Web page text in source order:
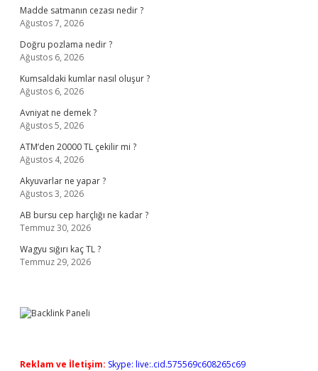
Madde satmanın cezası nedir ?
Ağustos 7, 2026
Doğru pozlama nedir ?
Ağustos 6, 2026
Kumsaldaki kumlar nasıl oluşur ?
Ağustos 6, 2026
Avniyat ne demek ?
Ağustos 5, 2026
ATM’den 20000 TL çekilir mi ?
Ağustos 4, 2026
Akyuvarlar ne yapar ?
Ağustos 3, 2026
AB bursu cep harçlığı ne kadar ?
Temmuz 30, 2026
Wagyu sığırı kaç TL ?
Temmuz 29, 2026
Reklam ve İletişim: Skype: live:.cid.575569c608265c69